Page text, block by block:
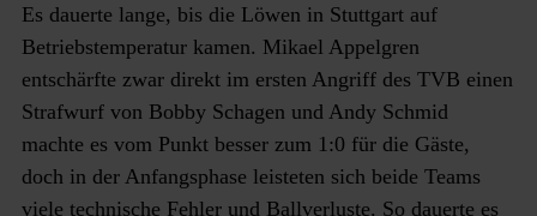
Es dauerte lange, bis die Löwen in Stuttgart auf
Betriebstemperatur kamen. Mikael Appelgren
entschärfte zwar direkt im ersten Angriff des TVB einen
Strafwurf von Bobby Schagen und Andy Schmid
machte es vom Punkt besser zum 1:0 für die Gäste,
doch in der Anfangsphase leisteten sich beide Teams
viele technische Fehler und Ballverluste. So dauerte es